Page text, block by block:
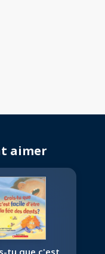
aimer